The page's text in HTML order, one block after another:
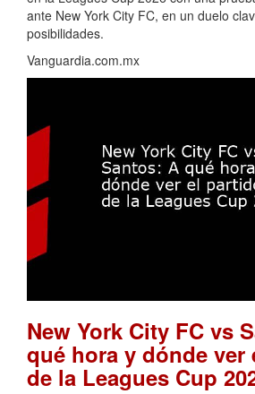
ante New York City FC, en un duelo
posibilidades.
Vanguardia.com.mx
New York City FC vs
qué hora y dónde ver
de la Leagues Cup